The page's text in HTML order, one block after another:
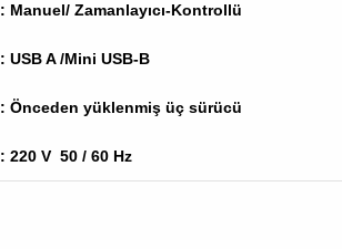
: Manuel/ Zamanlayıcı-Kontrollü
: USB A /Mini USB-B
: Önceden yüklenmiş üç sürücü
: 220 V 50 / 60 Hz